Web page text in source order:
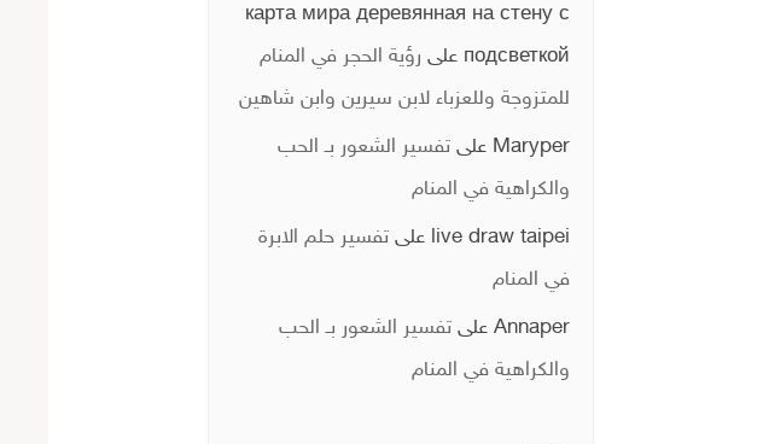
карта мира деревянная на стену с
подсветкой على رؤية الحجر في المنام
للمتزوجة وللعزباء لابن سيرين وابن شاهين
Maryper على تفسير الشعور بـ الحب
والكراهية في المنام
live draw taipei على تفسير حلم الابرة
في المنام
Annaperعلى تفسير الشعور بـ الحب
والكراهية في المنام